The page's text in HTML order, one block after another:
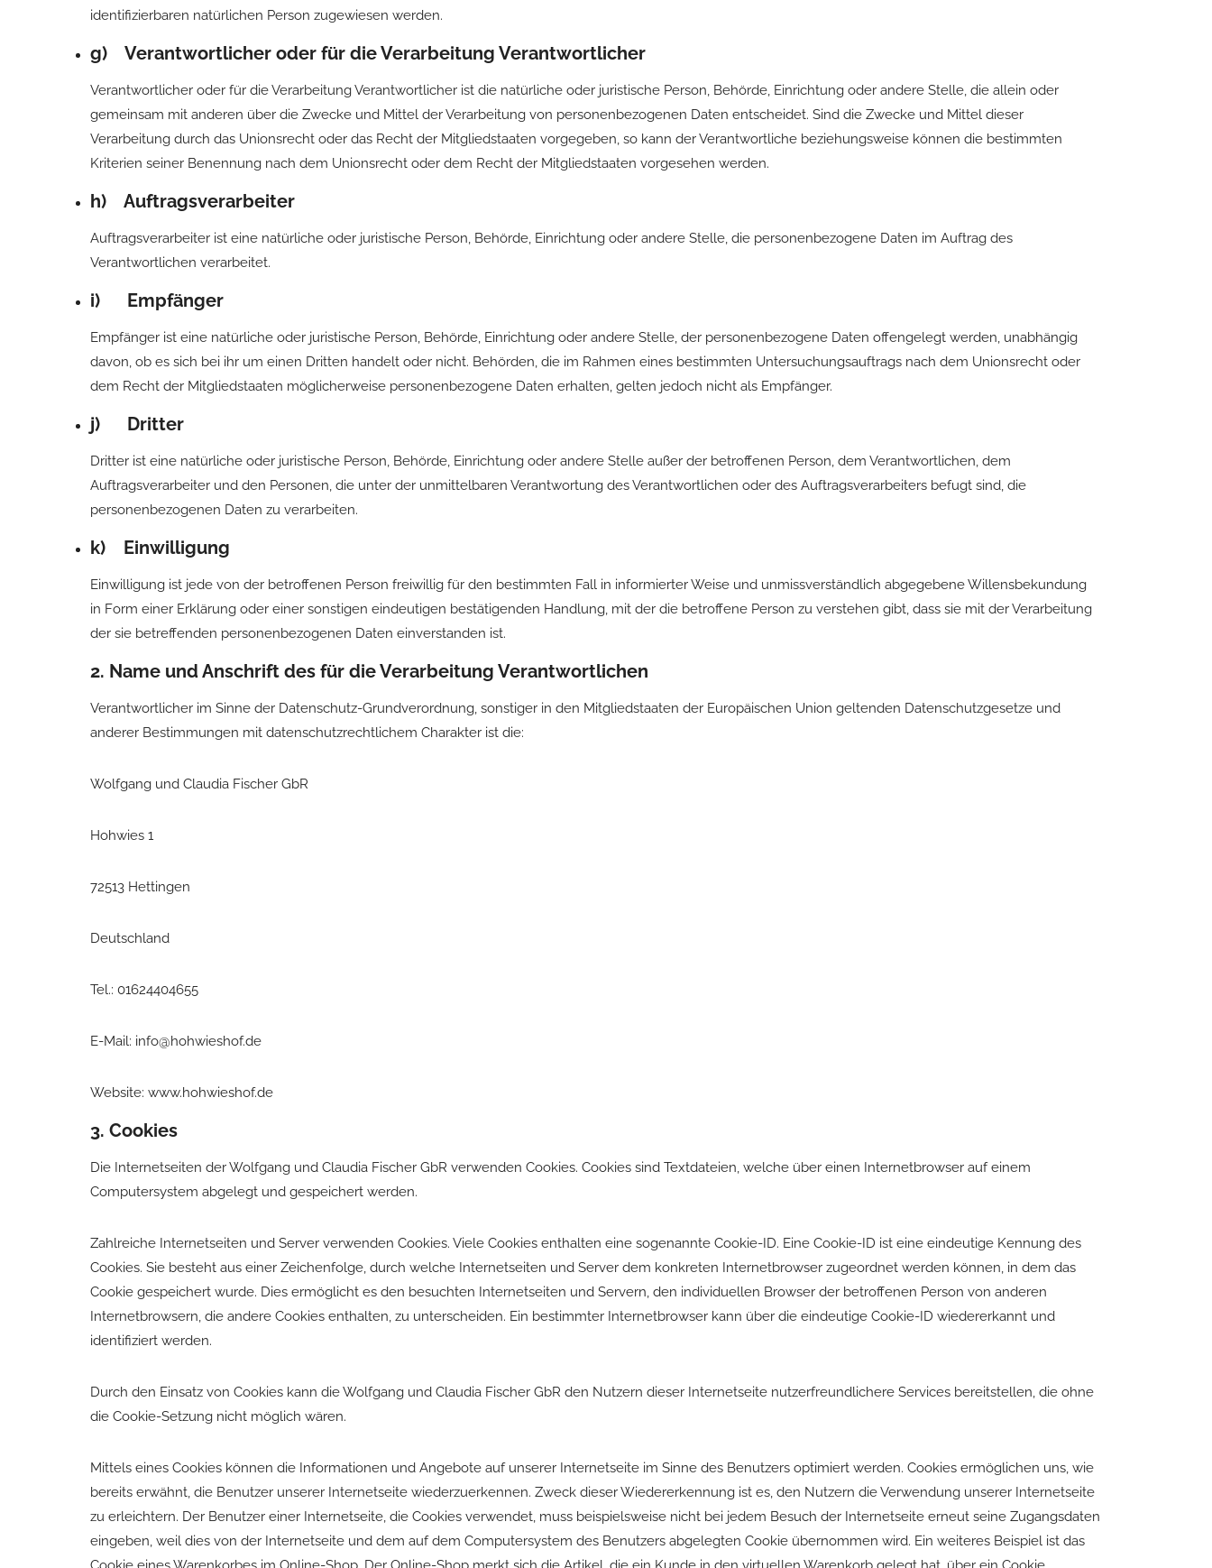
identifizierbaren natürlichen Person zugewiesen werden.
g) Verantwortlicher oder für die Verarbeitung Verantwortlicher
Verantwortlicher oder für die Verarbeitung Verantwortlicher ist die natürliche oder juristische Person, Behörde, Einrichtung oder andere Stelle, die allein oder
gemeinsam mit anderen über die Zwecke und Mittel der Verarbeitung von personenbezogenen Daten entscheidet. Sind die Zwecke und Mittel dieser
Verarbeitung durch das Unionsrecht oder das Recht der Mitgliedstaaten vorgegeben, so kann der Verantwortliche beziehungsweise können die bestimmten
Kriterien seiner Benennung nach dem Unionsrecht oder dem Recht der Mitgliedstaaten vorgesehen werden.
h) Auftragsverarbeiter
Auftragsverarbeiter ist eine natürliche oder juristische Person, Behörde, Einrichtung oder andere Stelle, die personenbezogene Daten im Auftrag des
Verantwortlichen verarbeitet.
i) Empfänger
Empfänger ist eine natürliche oder juristische Person, Behörde, Einrichtung oder andere Stelle, der personenbezogene Daten offengelegt werden, unabhängig
davon, ob es sich bei ihr um einen Dritten handelt oder nicht. Behörden, die im Rahmen eines bestimmten Untersuchungsauftrags nach dem Unionsrecht oder
dem Recht der Mitgliedstaaten möglicherweise personenbezogene Daten erhalten, gelten jedoch nicht als Empfänger.
j) Dritter
Dritter ist eine natürliche oder juristische Person, Behörde, Einrichtung oder andere Stelle außer der betroffenen Person, dem Verantwortlichen, dem
Auftragsverarbeiter und den Personen, die unter der unmittelbaren Verantwortung des Verantwortlichen oder des Auftragsverarbeiters befugt sind, die
personenbezogenen Daten zu verarbeiten.
k) Einwilligung
Einwilligung ist jede von der betroffenen Person freiwillig für den bestimmten Fall in informierter Weise und unmissverständlich abgegebene Willensbekundung
in Form einer Erklärung oder einer sonstigen eindeutigen bestätigenden Handlung, mit der die betroffene Person zu verstehen gibt, dass sie mit der Verarbeitung
der sie betreffenden personenbezogenen Daten einverstanden ist.
2. Name und Anschrift des für die Verarbeitung Verantwortlichen
Verantwortlicher im Sinne der Datenschutz-Grundverordnung, sonstiger in den Mitgliedstaaten der Europäischen Union geltenden Datenschutzgesetze und
anderer Bestimmungen mit datenschutzrechtlichem Charakter ist die:
Wolfgang und Claudia Fischer GbR
Hohwies 1
72513 Hettingen
Deutschland
Tel.: 01624404655
E-Mail: info@hohwieshof.de
Website: www.hohwieshof.de
3. Cookies
Die Internetseiten der Wolfgang und Claudia Fischer GbR verwenden Cookies. Cookies sind Textdateien, welche über einen Internetbrowser auf einem
Computersystem abgelegt und gespeichert werden.
Zahlreiche Internetseiten und Server verwenden Cookies. Viele Cookies enthalten eine sogenannte Cookie-ID. Eine Cookie-ID ist eine eindeutige Kennung des
Cookies. Sie besteht aus einer Zeichenfolge, durch welche Internetseiten und Server dem konkreten Internetbrowser zugeordnet werden können, in dem das
Cookie gespeichert wurde. Dies ermöglicht es den besuchten Internetseiten und Servern, den individuellen Browser der betroffenen Person von anderen
Internetbrowsern, die andere Cookies enthalten, zu unterscheiden. Ein bestimmter Internetbrowser kann über die eindeutige Cookie-ID wiedererkannt und
identifiziert werden.
Durch den Einsatz von Cookies kann die Wolfgang und Claudia Fischer GbR den Nutzern dieser Internetseite nutzerfreundlichere Services bereitstellen, die ohne
die Cookie-Setzung nicht möglich wären.
Mittels eines Cookies können die Informationen und Angebote auf unserer Internetseite im Sinne des Benutzers optimiert werden. Cookies ermöglichen uns, wie
bereits erwähnt, die Benutzer unserer Internetseite wiederzuerkennen. Zweck dieser Wiedererkennung ist es, den Nutzern die Verwendung unserer Internetseite
zu erleichtern. Der Benutzer einer Internetseite, die Cookies verwendet, muss beispielsweise nicht bei jedem Besuch der Internetseite erneut seine Zugangsdaten
eingeben, weil dies von der Internetseite und dem auf dem Computersystem des Benutzers abgelegten Cookie übernommen wird. Ein weiteres Beispiel ist das